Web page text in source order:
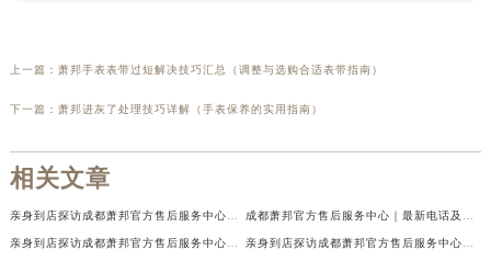
上一篇： 萧邦手表表带过短解决技巧汇总（调整与选购合适表带指南）
下一篇： 萧邦进灰了处理技巧详解（手表保养的实用指南）
相关文章
亲身到店探访成都萧邦官方售后服务中心｜最新电话及官方地址（2026年7月最新） 成都萧邦官方售后服务中心｜最新电话及官方地址权威信息公示（2026年7月最新）
亲身到店探访成都萧邦官方售后服务中心｜网点地址及售后热线（2026年7月最新） 亲身到店探访成都萧邦官方售后服务中心｜服务热线及全部网点地址（2026年7月最新）